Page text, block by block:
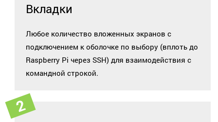
Вкладки
Любое количество вложенных экранов с
подключением к оболочке по выбору (вплоть до
Raspberry Pi через SSH) для взаимодействия с
командной строкой.